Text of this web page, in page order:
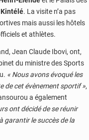
. La visite n’a pas
mais aussi les hôtels
et athlètes.
Jean Claude Ibovi, ont,
du ministre des Sports
« Nous avons évoqué les
de cet évènement sportif »,
a également
ont décidé de se réunir
garantir le succès de la